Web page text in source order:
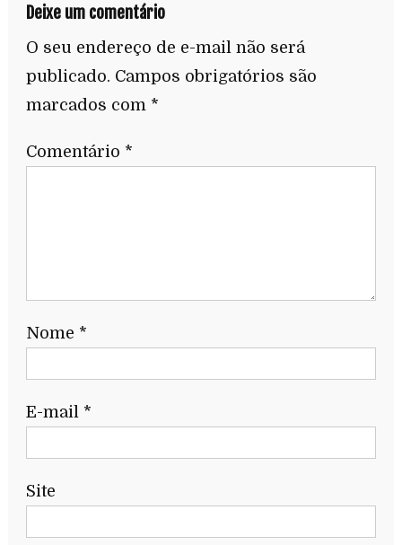
Deixe um comentário
O seu endereço de e-mail não será
publicado. Campos obrigatórios são
marcados com *
Comentário *
Nome *
E-mail *
Site